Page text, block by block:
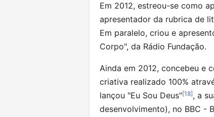
Em 2012, estreou-se como
apresentador da rubrica de
Em paralelo, criou e
Corpo", da Rádio Fundação.
Ainda em 2012, concebeu e
criativa realizado 100%
lançou "Eu Sou Deus"[18], a
desenvolvimento), no BBC -